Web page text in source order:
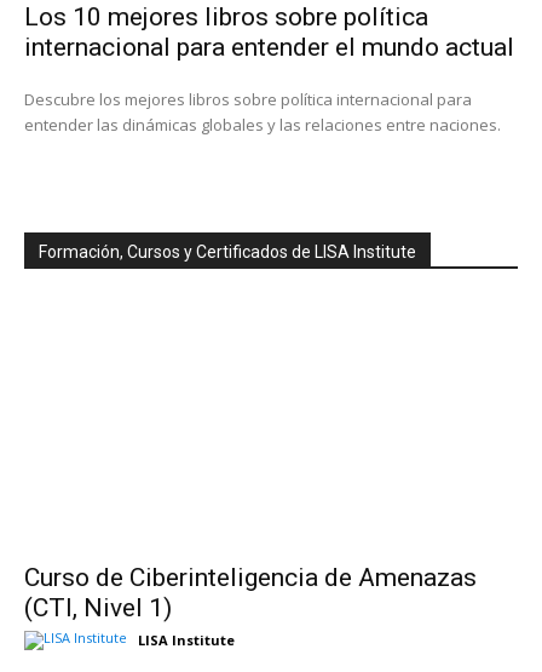
Los 10 mejores libros sobre política
internacional para entender el mundo actual
Descubre los mejores libros sobre política internacional para
entender las dinámicas globales y las relaciones entre naciones.
Formación, Cursos y Certificados de LISA Institute
Curso de Ciberinteligencia de Amenazas
(CTI, Nivel 1)
LISA Institute